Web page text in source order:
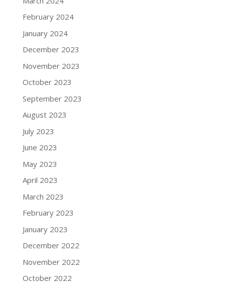
February 2024
January 2024
December 2023
November 2023
October 2023
September 2023
August 2023
July 2023
June 2023
May 2023
April 2023
March 2023
February 2023
January 2023
December 2022
November 2022
October 2022